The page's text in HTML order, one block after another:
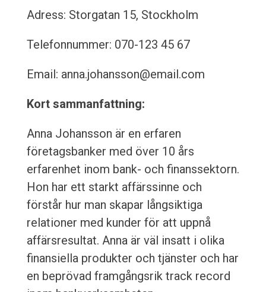
Adress: Storgatan 15, Stockholm
Telefonnummer: 070-123 45 67
Email: anna.johansson@email.com
Kort sammanfattning:
Anna Johansson är en erfaren
företagsbanker med över 10 års
erfarenhet inom bank- och finanssektorn.
Hon har ett starkt affärssinne och
förstår hur man skapar långsiktiga
relationer med kunder för att uppnå
affärsresultat. Anna är väl insatt i olika
finansiella produkter och tjänster och har
en beprövad framgångsrik track record